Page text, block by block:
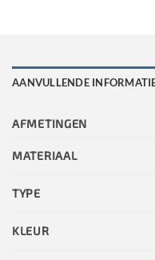
AANVULLENDE
AFMETINGEN
MATERIAAL
TYPE
KLEUR